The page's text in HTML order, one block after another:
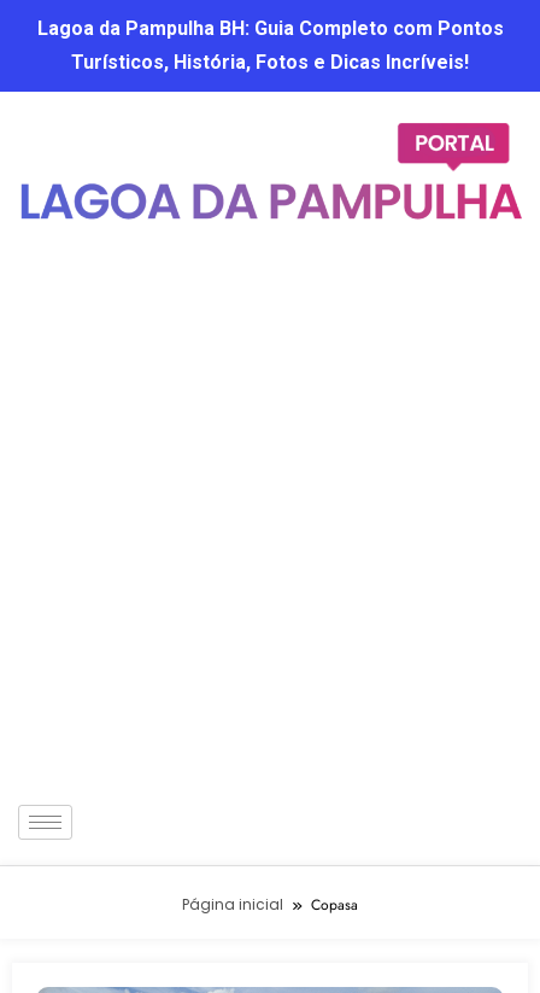
Lagoa da Pampulha BH: Guia Completo com Pontos
Turísticos, História, Fotos e Dicas Incríveis!
Página inicial Copasa